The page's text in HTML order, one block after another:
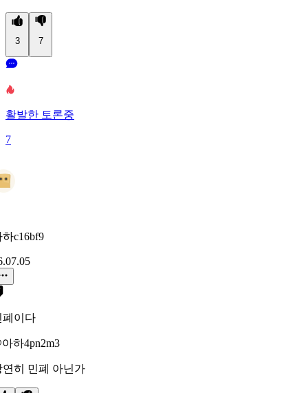
3 7
활발한 토론중
7
하c16bf9
폐이다
아하4pn2m3
연히 민폐 아닌가